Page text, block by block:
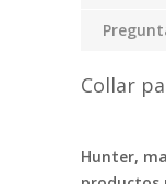
Collar
Hunter,